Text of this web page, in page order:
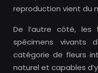
reproduction vient du
De l’autre côté, les
spécimens vivants
catégorie de fleurs
naturel et capables